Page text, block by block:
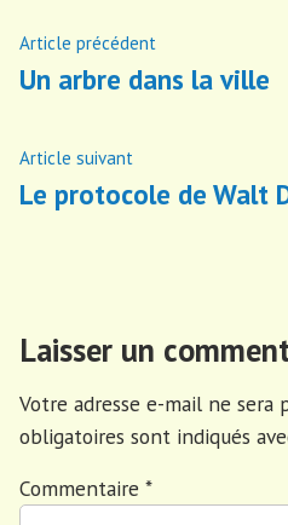
Navigation
de
l’article
Article précédent
précédent :
Un arbre dans la ville
Article suivant
suivant
Le protocole de Walt
Laisser un
Votre adresse e-mail ne sera
obligatoires sont indiqués
Commentaire *